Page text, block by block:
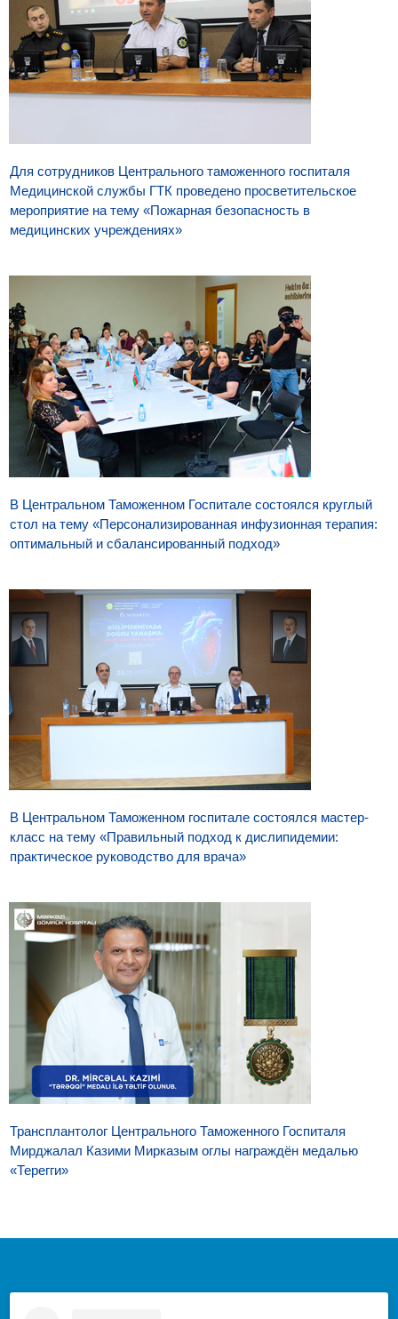
Для сотрудников Центрального таможенного госпиталя
Медицинской службы ГТК проведено просветительское
мероприятие на тему «Пожарная безопасность в
медицинских учреждениях»
В Центральном Таможенном Госпитале состоялся круглый
стол на тему «Персонализированная инфузионная терапия:
оптимальный и сбалансированный подход»
В Центральном Таможенном госпитале состоялся мастер-
класс на тему «Правильный подход к дислипидемии:
практическое руководство для врача»
Трансплантолог Центрального Таможенного Госпиталя
Мирджалал Казими Мирказым оглы награждён медалью
«Терегги»